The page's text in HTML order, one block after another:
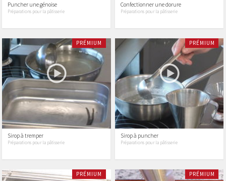
Puncher une génoise
Préparations pour la pâtisserie
Confectionner une dorure
Préparations pour la pâtisserie
PRÉMIUM
Sirop à tremper
Préparations pour la pâtisserie
PRÉMIUM
Sirop à puncher
Préparations pour la pâtisserie
PRÉMIUM PRÉMIUM